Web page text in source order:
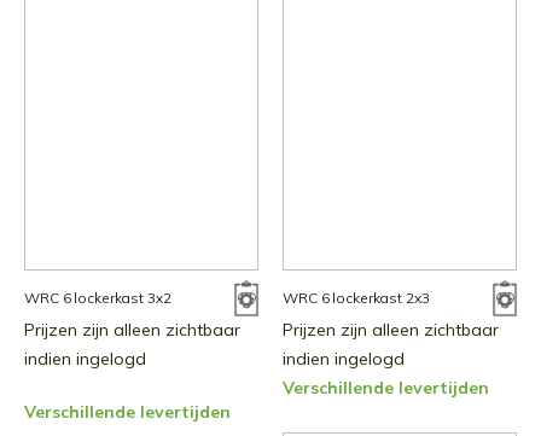
WRC 6 lockerkast 3x2
Prijzen zijn alleen zichtbaar
indien ingelogd
Verschillende levertijden
WRC 6 lockerkast 2x3
Prijzen zijn alleen zichtbaar
indien ingelogd
Verschillende levertijden